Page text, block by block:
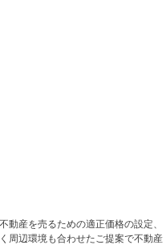
動産を売るための適正価格の設定、
周辺環境も合わせたご提案で不動産